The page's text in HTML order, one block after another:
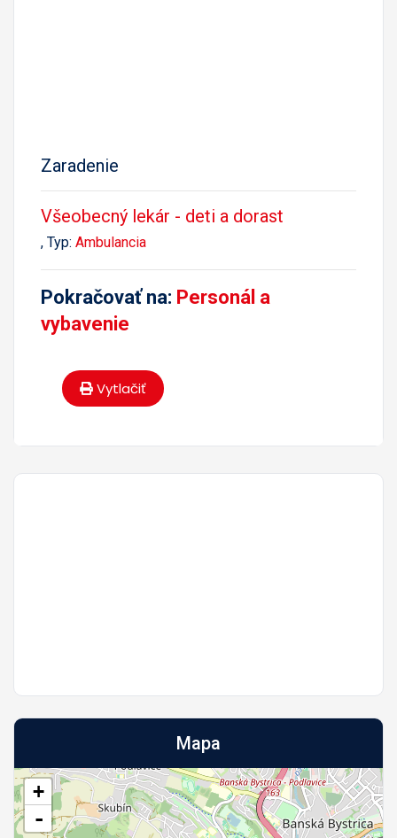
Zaradenie
Všeobecný lekár - deti a dorast
, Typ: Ambulancia
Pokračovať na: Personál a
vybavenie
Vytlačiť
Mapa
+
-